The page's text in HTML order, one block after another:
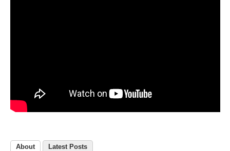
About Latest Posts